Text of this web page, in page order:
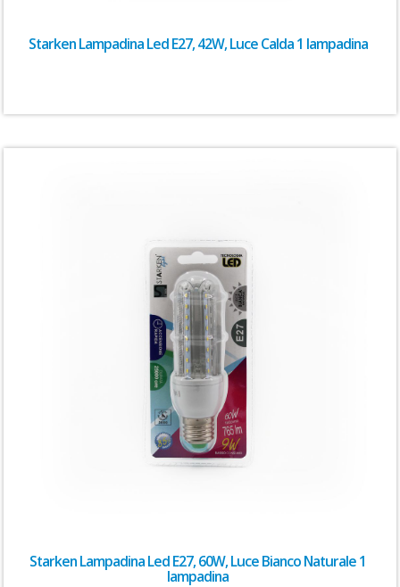
Starken Lampadina Led E27, 42W, Luce Calda 1 lampadina
Starken Lampadina Led E27, 60W, Luce Bianco Naturale 1
lampadina